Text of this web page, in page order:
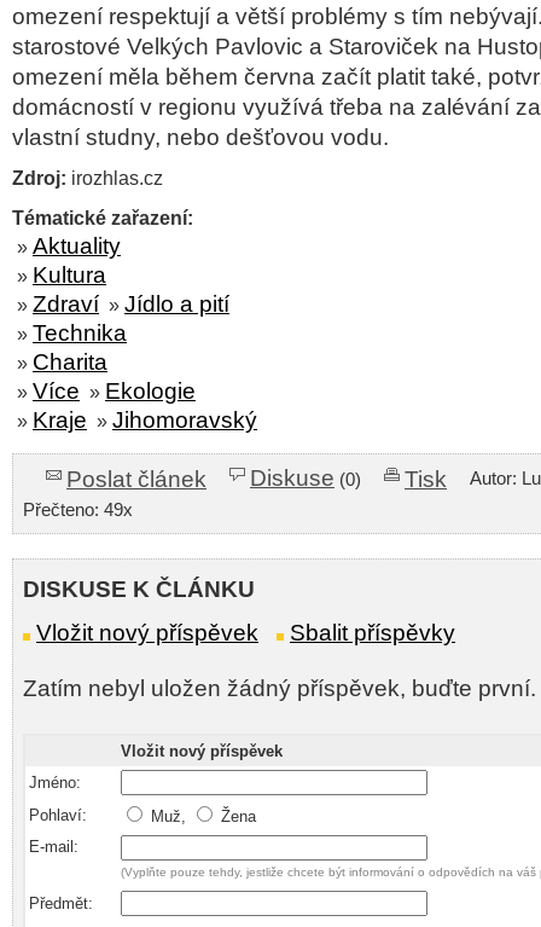
omezení respektují a větší problémy s tím
starostové Velkých Pavlovic a Staroviček na
omezení měla během června začít platit také,
domácností v regionu využívá třeba na zalévání
vlastní studny, nebo dešťovou vodu.
Zdroj: irozhlas.cz
Tématické zařazení:
» Aktuality
» Kultura
» Zdraví » Jídlo a pití
» Technika
» Charita
» Více » Ekologie
» Kraje » Jihomoravský
Poslat článek Diskuse (0) Tisk
Autor:
Přečteno: 49x
DISKUSE K ČLÁNKU
Vložit nový příspěvek
Sbalit příspěvky
Zatím nebyl uložen žádný příspěvek, buďte první.
Vložit nový příspěvek
Jméno:
Pohlaví:
Muž,
Žena
E-mail:
(Vyplňte pouze tehdy, jestliže chcete být informování o odpovědích na váš
Předmět: